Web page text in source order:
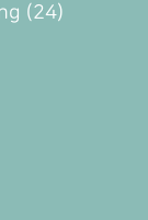
(24)